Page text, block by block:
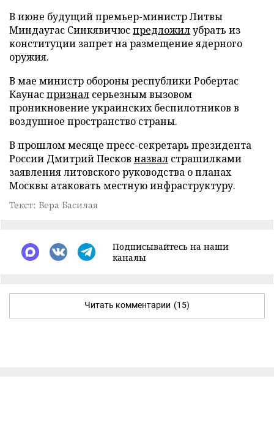
В июне будущий премьер-министр Литвы
Миндаугас Синкявичюспредложилубрать из
конституции запрет на размещение ядерного
оружия.
В мае министр обороны республики Робертас
Каунаспризнал серьезным вызовом
проникновение украинских беспилотников в
воздушное пространство страны.
В прошлом месяце пресс-секретарь президента
России Дмитрий Песков назвал страшилками
заявления литовского руководства о планах
Москвы атаковать местную инфраструктуру.
Текст: Вера Басилая
Подписывайтесь на наши
каналы
Читать комментарии (15)